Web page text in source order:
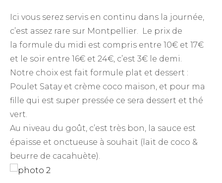
Ici vous serez servis en continu dans la journée,
c’est assez rare sur Montpellier. Le prix de
la formule du midi est compris entre 10€ et 17€
et le soir entre 16€ et 24€, c’est 3€ le demi.
Notre choix est fait formule plat et dessert :
Poulet Satay et crème coco maison, et pour ma
fille qui est super pressée ce sera dessert et thé
vert.
Au niveau du goût, c’est très bon, la sauce est
épaisse et onctueuse à souhait (lait de coco &
beurre de cacahuète).